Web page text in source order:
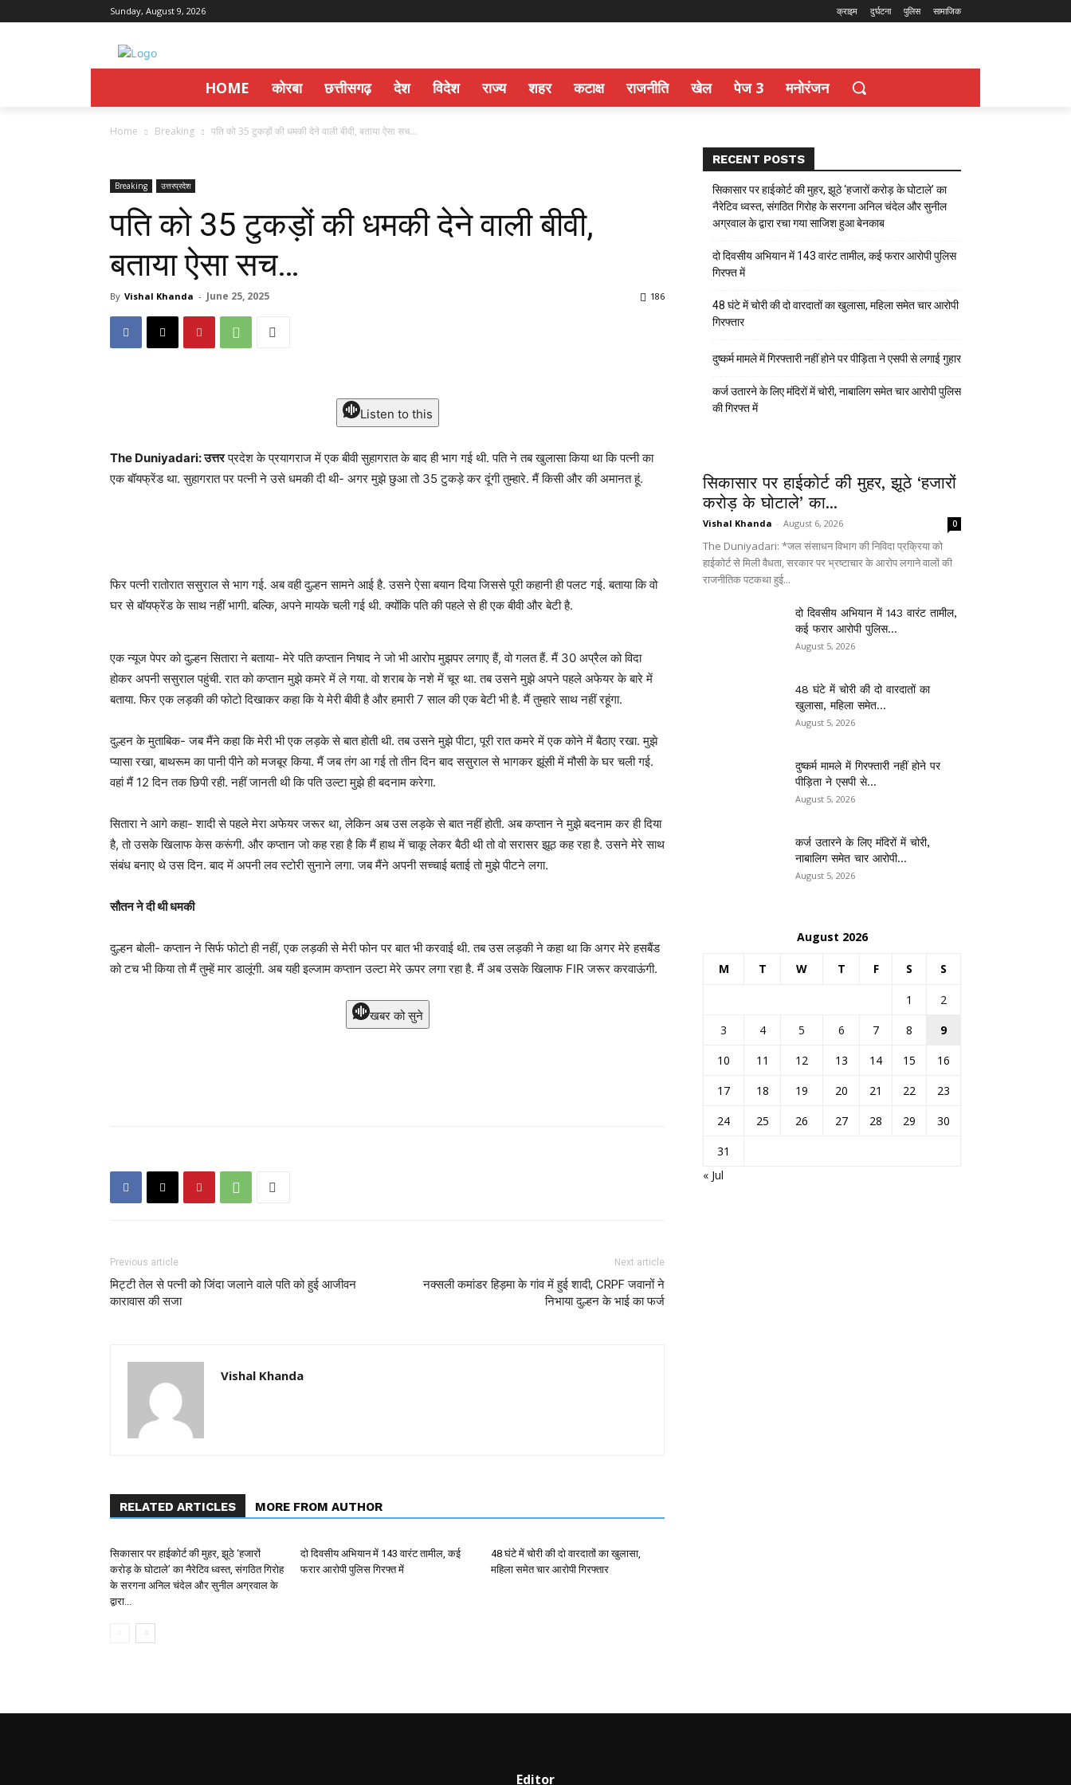
Sunday, August 9, 2026 क्राइम दुर्घटना पुलिस सामाजिक
HOME कोरबा छत्तीसगढ़ देश विदेश राज्य शहर कटाक्ष राजनीति खेल पेज 3 मनोरंजन
Home Breaking पति को 35 टुकड़ों की धमकी देने वाली बीवी, बताया ऐसा सच…
Breaking उत्तरप्रदेश
पति को 35 टुकड़ों की धमकी देने वाली बीवी,
बताया ऐसा सच…
By Vishal Khanda - June 25, 2025 186
Listen to this
The Duniyadari: उत्तरप्रदेश के प्रयागराज में एक बीवी सुहागरात के बाद ही भाग गई थी. पति ने तब खुलासा किया था कि पत्नी का
एक बॉयफ्रेंड था. सुहागरात पर पत्नी ने उसे धमकी दी थी- अगर मुझे छुआ तो 35 टुकड़े कर दूंगी तुम्हारे. मैं किसी और की अमानत हूं.
फिर पत्नी रातोरात ससुराल से भाग गई. अब वही दुल्हन सामने आई है. उसने ऐसा बयान दिया जिससे पूरी कहानी ही पलट गई. बताया कि वो
घर से बॉयफ्रेंड के साथ नहीं भागी. बल्कि, अपने मायके चली गई थी. क्योंकि पति की पहले से ही एक बीवी और बेटी है.
एक न्यूज पेपर को दुल्हन सितारा ने बताया- मेरे पति कप्तान निषाद ने जो भी आरोप मुझपर लगाए हैं, वो गलत हैं. मैं 30 अप्रैल को विदा
होकर अपनी ससुराल पहुंची. रात को कप्तान मुझे कमरे में ले गया. वो शराब के नशे में चूर था. तब उसने मुझे अपने पहले अफेयर के बारे में
बताया. फिर एक लड़की की फोटो दिखाकर कहा कि ये मेरी बीवी है और हमारी 7 साल की एक बेटी भी है. मैं तुम्हारे साथ नहीं रहूंगा.
दुल्हन के मुताबिक- जब मैंने कहा कि मेरी भी एक लड़के से बात होती थी. तब उसने मुझे पीटा, पूरी रात कमरे में एक कोने में बैठाए रखा. मुझे
प्यासा रखा, बाथरूम का पानी पीने को मजबूर किया. मैं जब तंग आ गई तो तीन दिन बाद ससुराल से भागकर झूंसी में मौसी के घर चली गई.
वहां मैं 12 दिन तक छिपी रही. नहीं जानती थी कि पति उल्टा मुझे ही बदनाम करेगा.
सितारा ने आगे कहा- शादी से पहले मेरा अफेयर जरूर था, लेकिन अब उस लड़के से बात नहीं होती. अब कप्तान ने मुझे बदनाम कर ही दिया
है, तो उसके खिलाफ केस करूंगी. और कप्तान जो कह रहा है कि मैं हाथ में चाकू लेकर बैठी थी तो वो सरासर झूठ कह रहा है. उसने मेरे साथ
संबंध बनाए थे उस दिन. बाद में अपनी लव स्टोरी सुनाने लगा. जब मैंने अपनी सच्चाई बताई तो मुझे पीटने लगा.
सौतन ने दी थी धमकी
दुल्हन बोली- कप्तान ने सिर्फ फोटो ही नहीं, एक लड़की से मेरी फोन पर बात भी करवाई थी. तब उस लड़की ने कहा था कि अगर मेरे हसबैंड
को टच भी किया तो मैं तुम्हें मार डालूंगी. अब यही इल्जाम कप्तान उल्टा मेरे ऊपर लगा रहा है. मैं अब उसके खिलाफ FIR जरूर करवाऊंगी.
खबर को सुने
Previous article
मिट्टी तेल से पत्नी को जिंदा जलाने वाले पति को हुई आजीवन
कारावास की सजा
Next article
नक्सली कमांडर हिड़मा के गांव में हुई शादी, CRPF जवानों ने
निभाया दुल्हन के भाई का फर्ज
Vishal Khanda
RELATED ARTICLES MORE FROM AUTHOR
सिकासार पर हाईकोर्ट की मुहर, झूठे ‘हजारों
करोड़ के घोटाले’ का नैरेटिव ध्वस्त, संगठित गिरोह
के सरगना अनिल चंदेल और सुनील अग्रवाल के
द्वारा...
दो दिवसीय अभियान में 143 वारंट तामील, कई
फरार आरोपी पुलिस गिरफ्त में
48 घंटे में चोरी की दो वारदातों का खुलासा,
महिला समेत चार आरोपी गिरफ्तार
RECENT POSTS
सिकासार पर हाईकोर्ट की मुहर, झूठे ‘हजारों करोड़ के घोटाले’ का
नैरेटिव ध्वस्त, संगठित गिरोह के सरगना अनिल चंदेल और सुनील
अग्रवाल के द्वारा रचा गया साजिश हुआ बेनकाब
दो दिवसीय अभियान में 143 वारंट तामील, कई फरार आरोपी पुलिस
गिरफ्त में
48 घंटे में चोरी की दो वारदातों का खुलासा, महिला समेत चार आरोपी
गिरफ्तार
दुष्कर्म मामले में गिरफ्तारी नहीं होने पर पीड़िता ने एसपी से लगाई गुहार
कर्ज उतारने के लिए मंदिरों में चोरी, नाबालिग समेत चार आरोपी पुलिस
की गिरफ्त में
सिकासार पर हाईकोर्ट की मुहर, झूठे ‘हजारों
करोड़ के घोटाले’ का...
Vishal Khanda - August 6, 2026 0
The Duniyadari: *जल संसाधन विभाग की निविदा प्रक्रिया को
हाईकोर्ट से मिली वैधता, सरकार पर भ्रष्टाचार के आरोप लगाने वालों की
राजनीतिक पटकथा हुई...
दो दिवसीय अभियान में 143 वारंट तामील,
कई फरार आरोपी पुलिस...
August 5, 2026
48 घंटे में चोरी की दो वारदातों का
खुलासा, महिला समेत...
August 5, 2026
दुष्कर्म मामले में गिरफ्तारी नहीं होने पर
पीड़िता ने एसपी से...
August 5, 2026
कर्ज उतारने के लिए मंदिरों में चोरी,
नाबालिग समेत चार आरोपी...
August 5, 2026
August 2026
M T W T F S S
1
2
3
4 5 6 7 8
9
10
11 12 13 14 15
16
17
18 19 20 21 22
23
24
25 26 27 28 29
30
31
« Jul
Editor